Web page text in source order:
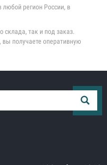
любой регион России, в
склада, так и под заказ.
вы получаете оперативную